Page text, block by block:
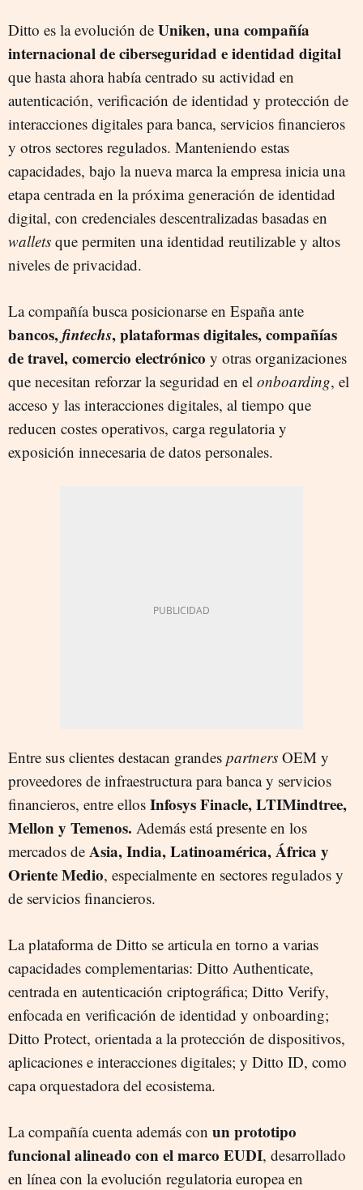
Ditto es la evolución de Uniken, una compañía
internacional de ciberseguridad e identidad digital
que hasta ahora había centrado su actividad en
autenticación, verificación de identidad y protección de
interacciones digitales para banca, servicios financieros
y otros sectores regulados. Manteniendo estas
capacidades, bajo la nueva marca la empresa inicia una
etapa centrada en la próxima generación de identidad
digital, con credenciales descentralizadas basadas en
wallets que permiten una identidad reutilizable y altos
niveles de privacidad.
La compañía busca posicionarse en España ante
bancos,fintechs, plataformas digitales, compañías
de travel, comercio electrónico y otras organizaciones
que necesitan reforzar la seguridad en el onboarding, el
acceso y las interacciones digitales, al tiempo que
reducen costes operativos, carga regulatoria y
exposición innecesaria de datos personales.
Entre sus clientes destacan grandes partners OEM y
proveedores de infraestructura para banca y servicios
financieros, entre ellos Infosys Finacle, LTIMindtree,
Mellon y Temenos. Además está presente en los
mercados de Asia, India, Latinoamérica, África y
Oriente Medio, especialmente en sectores regulados y
de servicios financieros.
La plataforma de Ditto se articula en torno a varias
capacidades complementarias: Ditto Authenticate,
centrada en autenticación criptográfica; Ditto Verify,
enfocada en verificación de identidad y onboarding;
Ditto Protect, orientada a la protección de dispositivos,
aplicaciones e interacciones digitales; y Ditto ID, como
capa orquestadora del ecosistema.
La compañía cuenta además con un prototipo
funcional alineado con el marco EUDI, desarrollado
en línea con la evolución regulatoria europea en